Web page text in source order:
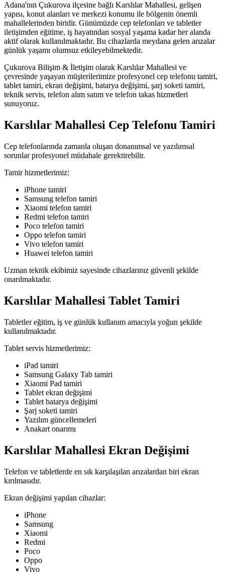
Adana'nın Çukurova ilçesine bağlı Karslılar Mahallesi, gelişen
yapısı, konut alanları ve merkezi konumu ile bölgenin önemli
mahallelerinden biridir. Günümüzde cep telefonları ve tabletler
iletişimden eğitime, iş hayatından sosyal yaşama kadar her alanda
aktif olarak kullanılmaktadır. Bu cihazlarda meydana gelen arızalar
günlük yaşamı olumsuz etkileyebilmektedir.
Çukurova Bilişim & İletişim olarak Karslılar Mahallesi ve
çevresinde yaşayan müşterilerimize profesyonel cep telefonu tamiri,
tablet tamiri, ekran değişimi, batarya değişimi, şarj soketi tamiri,
teknik servis, telefon alım satım ve telefon takas hizmetleri
sunuyoruz.
Karslılar Mahallesi Cep Telefonu Tamiri
Cep telefonlarında zamanla oluşan donanımsal ve yazılımsal
sorunlar profesyonel müdahale gerektirebilir.
Tamir hizmetlerimiz:
iPhone tamiri
Samsung telefon tamiri
Xiaomi telefon tamiri
Redmi telefon tamiri
Poco telefon tamiri
Oppo telefon tamiri
Vivo telefon tamiri
Huawei telefon tamiri
Uzman teknik ekibimiz sayesinde cihazlarınız güvenli şekilde
onarılmaktadır.
Karslılar Mahallesi Tablet Tamiri
Tabletler eğitim, iş ve günlük kullanım amacıyla yoğun şekilde
kullanılmaktadır.
Tablet servis hizmetlerimiz:
iPad tamiri
Samsung Galaxy Tab tamiri
Xiaomi Pad tamiri
Tablet ekran değişimi
Tablet batarya değişimi
Şarj soketi tamiri
Yazılım güncellemeleri
Anakart onarımı
Karslılar Mahallesi Ekran Değişimi
Telefon ve tabletlerde en sık karşılaşılan arızalardan biri ekran
kırılmasıdır.
Ekran değişimi yapılan cihazlar:
iPhone
Samsung
Xiaomi
Redmi
Poco
Oppo
Vivo